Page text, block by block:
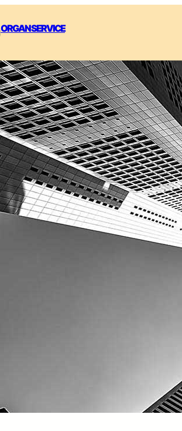
ORGAN SERVICE